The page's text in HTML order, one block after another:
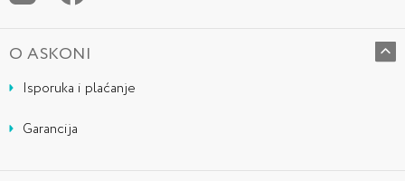
O ASKONI
Isporuka i plaćanje
Garancija